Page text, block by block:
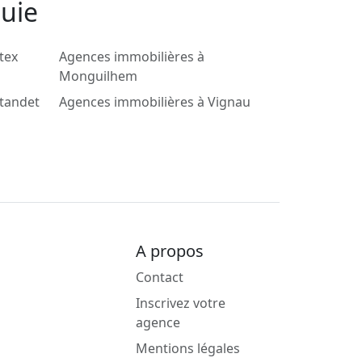
Agences immobilières à
Monguilhem
Agences immobilières à Vignau
A propos
Contact
Inscrivez votre
agence
Mentions légales